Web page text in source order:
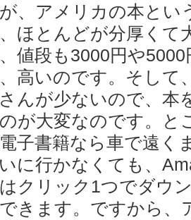
、アメリカの本とい
ほとんどが分厚くて
値段も3000円や5000
高いのです。そして
んが少ないので、本
が大変なのです。と
子書籍なら車で遠く
に行かなくても、
クリック1つでダウ
できます。ですから、